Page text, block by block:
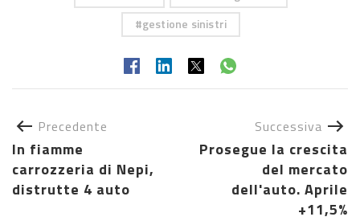
gestione sinistri
Precedente
In fiamme
carrozzeria di Nepi,
distrutte 4 auto
Successiva
Prosegue la crescita
del mercato
dell'auto. Aprile
+11,5%